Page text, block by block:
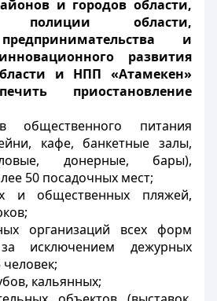
и городов области,
полиции области,
и
развития
и НПП «Атамекен»
приостановление
общественного питания
кафе, банкетные залы,
донерные, бары),
50 посадочных мест;
и общественных пляжей,
организаций всех форм
за исключением дежурных
кальянных;